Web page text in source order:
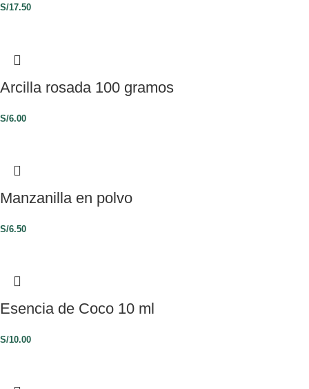
S/17.50
Arcilla rosada 100 gramos
S/6.00
Manzanilla en polvo
S/6.50
Esencia de Coco 10 ml
S/10.00